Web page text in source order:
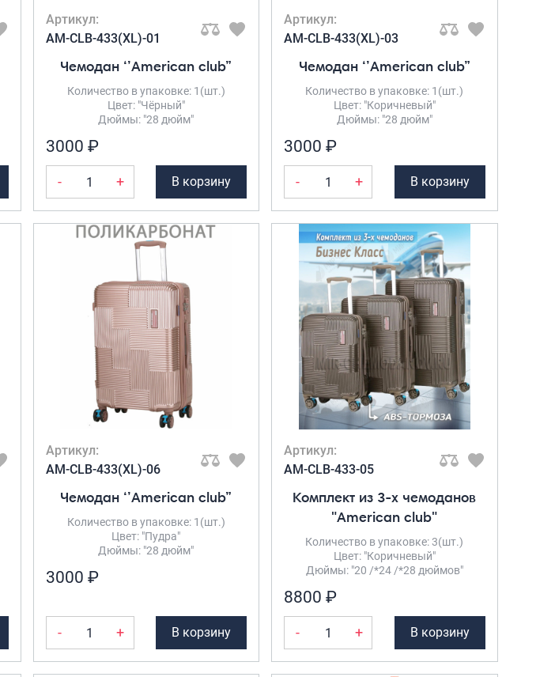
Аксессуары
ЧЕХЛЫ ДЛЯ ЧЕМОДАНОВ
Мешки для обуви
Пеналы для школы
Новинки
Багаж
Чемоданы оптом
Чемоданы на колесах
Чемоданы детские
Пилоты на колесах
Рюкзаки детские для детских
чемоданов
Бьюти-кейсы
Саквояжи
Распродажа
Сумки
Сумки колесные
Сумки спортивные
Сумки деловые
Сумки поясные
Сумки для ноутбуков
Сумки-тележки хозяйственные
Сумки-рюкзаки на колёсах
Сумки детские
Артикул:
AM-CLB-433(XL)-01
Чемодан ‘’American club”
Количество в упаковке: 1(шт.)
Цвет: "Чёрный"
Дюймы: "28 дюйм"
3000 ₽
- + В корзину
Артикул:
AM-CLB-433(XL)-03
Чемодан ‘’American club”
Количество в упаковке: 1(шт.)
Цвет: "Коричневый"
Дюймы: "28 дюйм"
3000 ₽
- + В корзину
Артикул:
AM-CLB-433(XL)-06
Чемодан ‘’American club”
Количество в упаковке: 1(шт.)
Цвет: "Пудра"
Дюймы: "28 дюйм"
3000 ₽
- + В корзину
Артикул:
AM-CLB-433-05
Комплект из 3-х чемоданов
"American club"
Количество в упаковке: 3(шт.)
Цвет: "Коричневый"
Дюймы: "20 /*24 /*28 дюймов"
8800 ₽
- + В корзину